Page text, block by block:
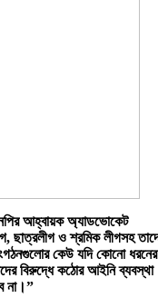
আহ্বায়ক অ্যাডভোকেট
ছাত্রলীগ ও শ্রমিক লীগসহ
কেউ যদি কোনো ধরনের
বিরুদ্ধে কঠোর আইনি ব্যবস্থা
না।”